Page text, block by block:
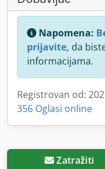
Napomena:
prijavite, da
informacijama.
Registrovan od:
356 Oglasi online
Zatražiti